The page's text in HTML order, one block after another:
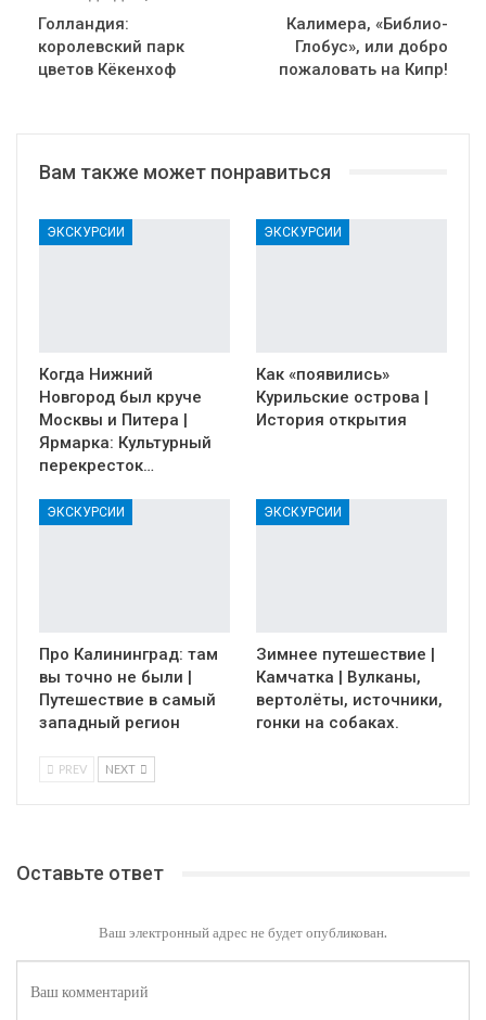
Голландия:
королевский парк
цветов Кёкенхоф
Калимера, «Библио-
Глобус», или добро
пожаловать на Кипр!
Вам также может понравиться
ЭКСКУРСИИ
Когда Нижний
Новгород был круче
Москвы и Питера |
Ярмарка: Культурный
перекресток…
ЭКСКУРСИИ
Как «появились»
Курильские острова |
История открытия
ЭКСКУРСИИ
Про Калининград: там
вы точно не были |
Путешествие в самый
западный регион
ЭКСКУРСИИ
Зимнее путешествие |
Камчатка | Вулканы,
вертолёты, источники,
гонки на собаках.
PREV NEXT
Оставьте ответ
Ваш электронный адрес не будет опубликован.